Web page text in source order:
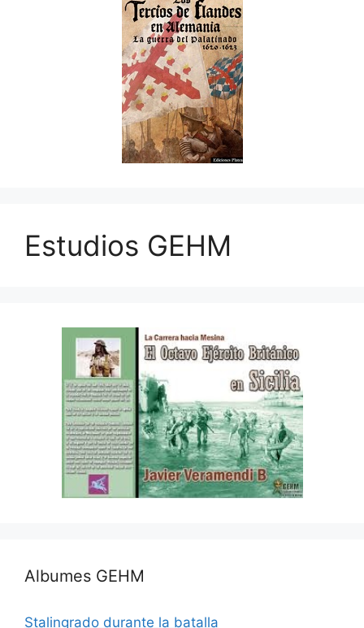
Estudios GEHM
Albumes GEHM
Stalingrado durante la batalla